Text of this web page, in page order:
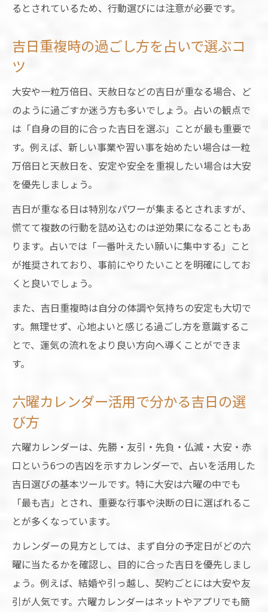
るとされているため、行動選びには注意が必要です。
吉日重複時の過ごし方を占いで選ぶコ
ツ
大安や一粒万倍日、天赦日などの吉日が重なる場合、ど
のように過ごすか迷う方も多いでしょう。占いの観点で
は「自身の目的に合った吉日を選ぶ」ことが最も重要で
す。例えば、新しい事業や習い事を始めたい場合は一粒
万倍日と天赦日を、安定や安全を重視したい場合は大安
を優先しましょう。
吉日が重なる日は特別なパワーが集まるとされますが、
慌てて複数の行動を詰め込むのは逆効果になることもあ
ります。占いでは「一番叶えたい願いに集中する」こと
が推奨されており、事前にやりたいことを明確にしてお
くと良いでしょう。
また、吉日重複時は自分の体調や気持ちの安定も大切で
す。無理せず、心地よいと感じる過ごし方を意識するこ
とで、運気の流れをより良い方向へ導くことができま
す。
六曜カレンダー活用で分かる吉日の選
び方
六曜カレンダーは、先勝・友引・先負・仏滅・大安・赤
口という6つの吉凶を示すカレンダーで、占いを活用した
吉日選びの基本ツールです。特に大安は六曜の中でも
「最も吉」とされ、重要な行事や決断の日に選ばれるこ
とが多くなっています。
カレンダーの見方としては、まず自分の予定日がどの六
曜に当たるかを確認し、目的に合った吉日を優先しまし
ょう。例えば、結婚や引っ越し、契約ごとには大安や友
引が人気です。六曜カレンダーはネットやアプリでも簡